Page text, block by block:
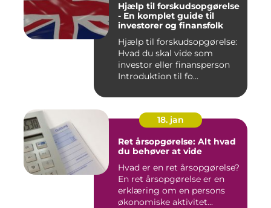
Hjælp til forskudsopgørelse
- En komplet guide til
investorer og finansfolk
Hjælp til forskudsopgørelse:
Hvad du skal vide som
investor eller finansperson
Introduktion til fo...
18. jan
Ret årsopgørelse: Alt hvad
du behøver at vide
Hvad er en ret årsopgørelse?
En ret årsopgørelse er en
erklæring om en persons
økonomiske aktivitet...